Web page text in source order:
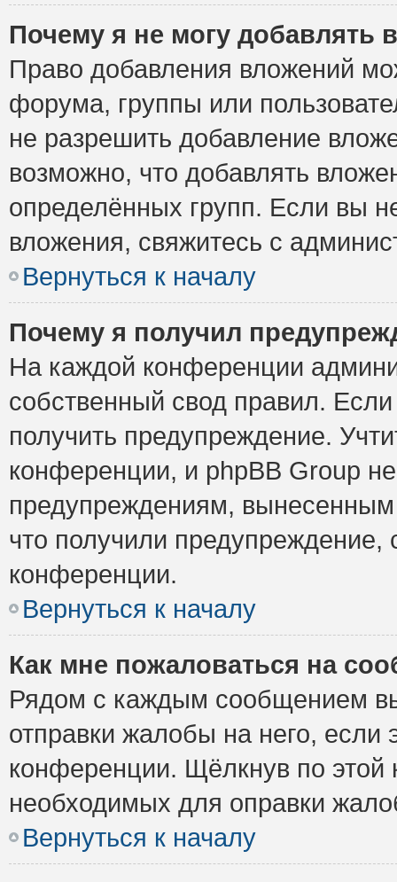
Почему я не могу добавлять
Право добавления вложений
форума, группы или
не разрешить добавление
возможно, что добавлять
определённых групп. Если вы
вложения, свяжитесь с
Вернуться к началу
Почему я получил
На каждой конференции
собственный свод правил.
получить предупреждение.
конференции, и phpBB Group
предупреждениям,
что получили предупреждение,
конференции.
Вернуться к началу
Как мне пожаловаться на
Рядом с каждым сообщением
отправки жалобы на него,
конференции. Щёлкнув по этой
необходимых для оправки
Вернуться к началу